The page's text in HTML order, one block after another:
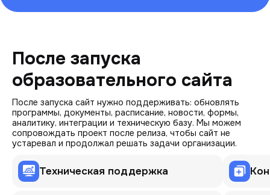
После запуска
образовательного сайта
После запуска сайт нужно поддерживать: обновлять
программы, документы, расписание, новости, формы,
аналитику, интеграции и техническую базу. Мы можем
сопровождать проект после релиза, чтобы сайт не
устаревал и продолжал решать задачи организации.
Техническая поддержка